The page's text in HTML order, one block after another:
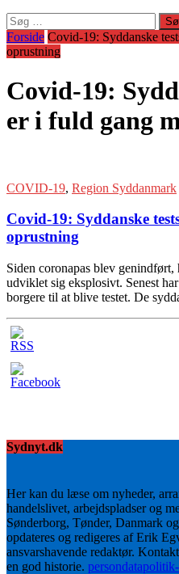
Søg
efter:
Forside Covid-19: Syddanske
oprustning
Covid-19:
er i fuld gang
COVID-19, Region Syddanmark
Covid-19: Syddanske
oprustning
Siden coronapas blev genindført,
udviklet sig eksplosivt. Senest
borgere til at blive testet. De
Sydnyt.dk
Her kan du læse om nyheder,
handelslivet, arbejdspladser og
Sønderborg, Tønder, Danmark
opdateres og redigeres af Erik
ansvarshavende redaktør.
en god historie.